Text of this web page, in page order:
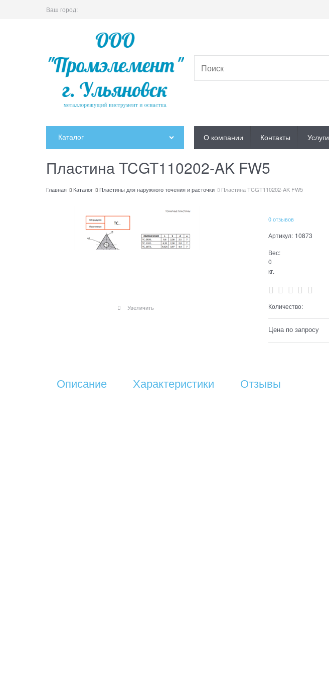
Ваш город:
Каталог О компании Контакты Услуги
Пластина TCGT110202-AK FW5
Главная Каталог Пластины для наружного точения и расточки Пластина TCGT110202-AK FW5
Увеличить
0 отзывов
Артикул: 10873
Вес:
0
кг.
Количество:
Цена по запросу
Описание Характеристики Отзывы